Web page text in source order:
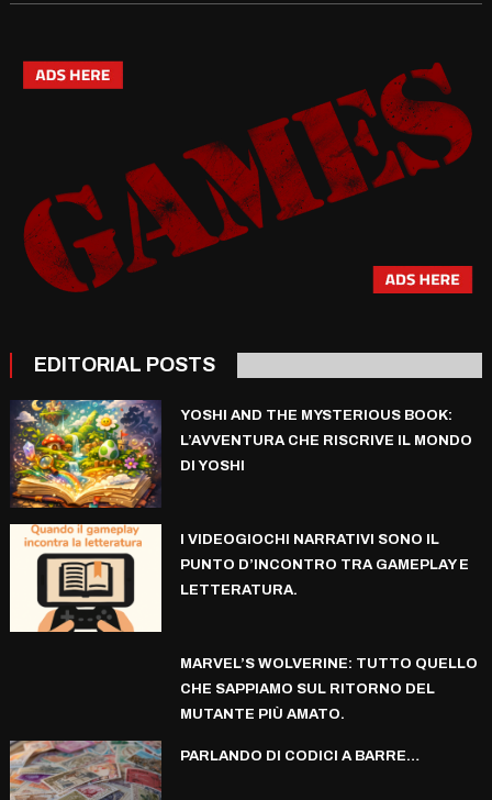
EDITORIAL POSTS
YOSHI AND THE MYSTERIOUS BOOK:
L’AVVENTURA CHE RISCRIVE IL MONDO
DI YOSHI
I VIDEOGIOCHI NARRATIVI SONO IL
PUNTO D’INCONTRO TRA GAMEPLAY E
LETTERATURA.
MARVEL’S WOLVERINE: TUTTO QUELLO
CHE SAPPIAMO SUL RITORNO DEL
MUTANTE PIÙ AMATO.
PARLANDO DI CODICI A BARRE…